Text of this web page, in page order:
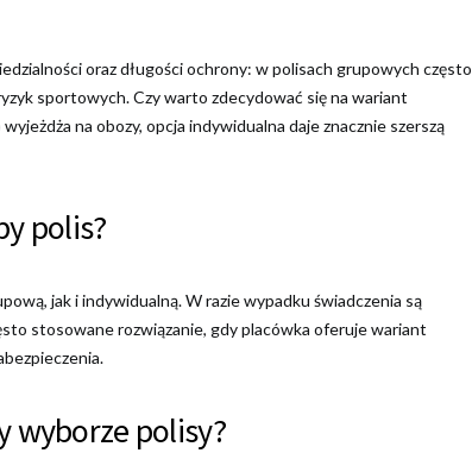
oraz długości ochrony: w polisach grupowych często
sportowych. Czy warto zdecydować się na wariant
na obozy, opcja indywidualna daje znacznie szerszą
polis?
jak i indywidualną. W razie wypadku świadczenia są
stosowane rozwiązanie, gdy placówka oferuje wariant
wyborze polisy?